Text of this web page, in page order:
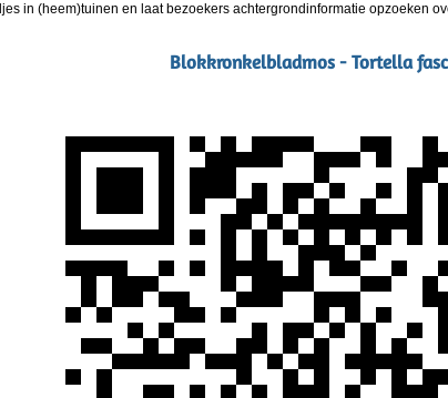
in (heem)tuinen en laat bezoekers achtergrondinformatie opzoeken
Blokkronkelbladmos - Tortella